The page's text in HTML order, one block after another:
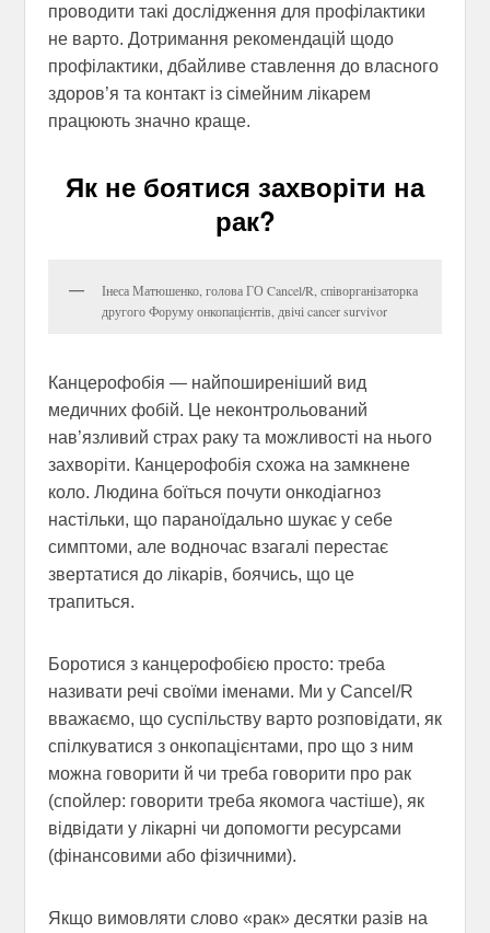
проводити такі дослідження для профілактики
не варто. Дотримання рекомендацій щодо
профілактики, дбайливе ставлення до власного
здоров’я та контакт із сімейним лікарем
працюють значно краще.
Як не боятися захворіти на
рак?
Інеса Матюшенко, голова ГО Cancel/R, співорганізаторка
другого Форуму онкопацієнтів, двічі cancer survivor
Канцерофобія — найпоширеніший вид
медичних фобій. Це неконтрольований
нав’язливий страх раку та можливості на нього
захворіти. Канцерофобія схожа на замкнене
коло. Людина боїться почути онкодіагноз
настільки, що параноїдально шукає у себе
симптоми, але водночас взагалі перестає
звертатися до лікарів, боячись, що це
трапиться.
Боротися з канцерофобією просто: треба
називати речі своїми іменами. Ми у Cancel/R
вважаємо, що суспільству варто розповідати, як
спілкуватися з онкопацієнтами, про що з ним
можна говорити й чи треба говорити про рак
(спойлер: говорити треба якомога частіше), як
відвідати у лікарні чи допомогти ресурсами
(фінансовими або фізичними).
Якщо вимовляти слово «рак» десятки разів на